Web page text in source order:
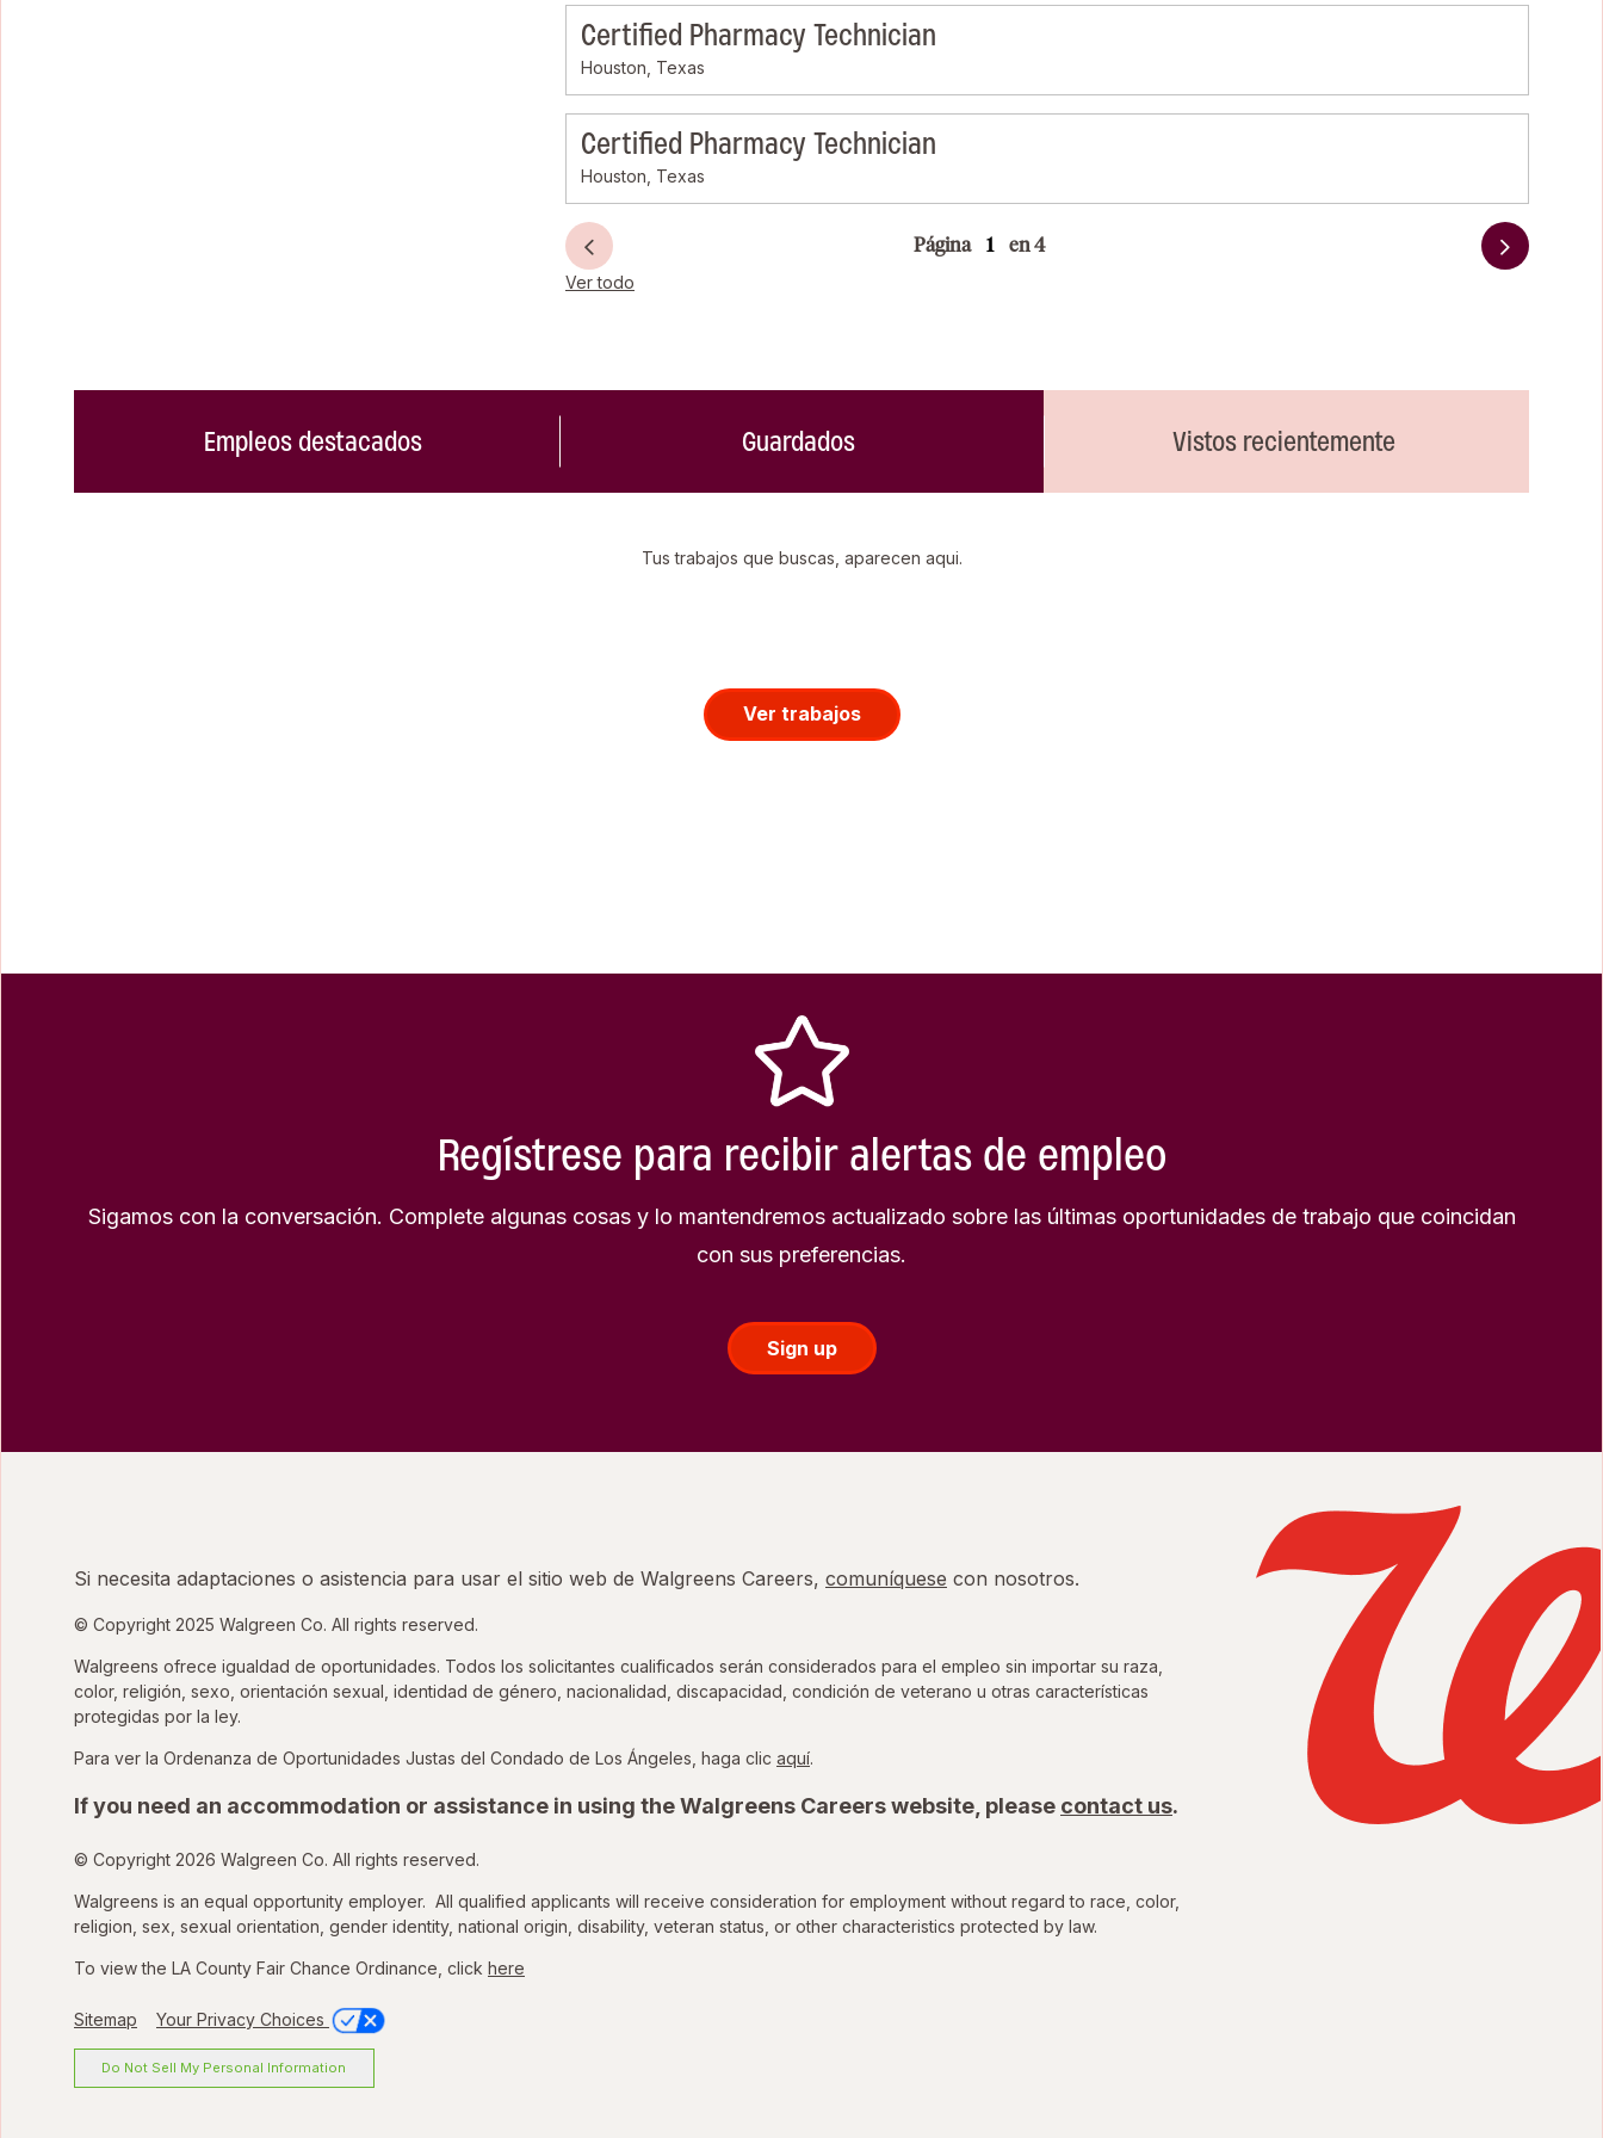
Certified Pharmacy Technician
Houston, Texas
Certified Pharmacy Technician
Houston, Texas
Página en 4
Ver todo
Empleos destacados Guardados Vistos recientemente
Tus trabajos que buscas, aparecen aqui.
Ver trabajos
Regístrese para recibir alertas de empleo
Sigamos con la conversación. Complete algunas cosas y lo mantendremos actualizado sobre las últimas oportunidades de trabajo que coincidan
con sus preferencias.
Sign up
Si necesita adaptaciones o asistencia para usar el sitio web de Walgreens Careers, comuníquese con nosotros.
© Copyright 2025 Walgreen Co. All rights reserved.
Walgreens ofrece igualdad de oportunidades. Todos los solicitantes cualificados serán considerados para el empleo sin importar su raza,
color, religión, sexo, orientación sexual, identidad de género, nacionalidad, discapacidad, condición de veterano u otras características
protegidas por la ley.
Para ver la Ordenanza de Oportunidades Justas del Condado de Los Ángeles, haga clic aquípara ver la Ordenanza de Oportunidades Justas del Condado
.
If you need an accommodation or assistance in using the Walgreens Careers website, please contact us.
© Copyright 2026 Walgreen Co. All rights reserved.
Walgreens is an equal opportunity employer. All qualified applicants will receive consideration for employment without regard to race, color,
religion, sex, sexual orientation, gender identity, national origin, disability, veteran status, or other characteristics protected by law.
To view the LA County Fair Chance Ordinance, click here
Sitemap Your Privacy Choices
Do Not Sell My Personal Information